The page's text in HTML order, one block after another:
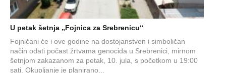
U petak šetnja „Fojnica za Srebrenicu“
Fojničani će i ove godine na dostojanstven i simboličan
način odati počast žrtvama genocida u Srebrenici, mirnom
šetnjom zakazanom za petak, 10. jula, s početkom u 19:00
sati. Okupljanje je planirano...